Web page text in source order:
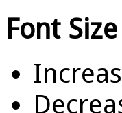
Font Size